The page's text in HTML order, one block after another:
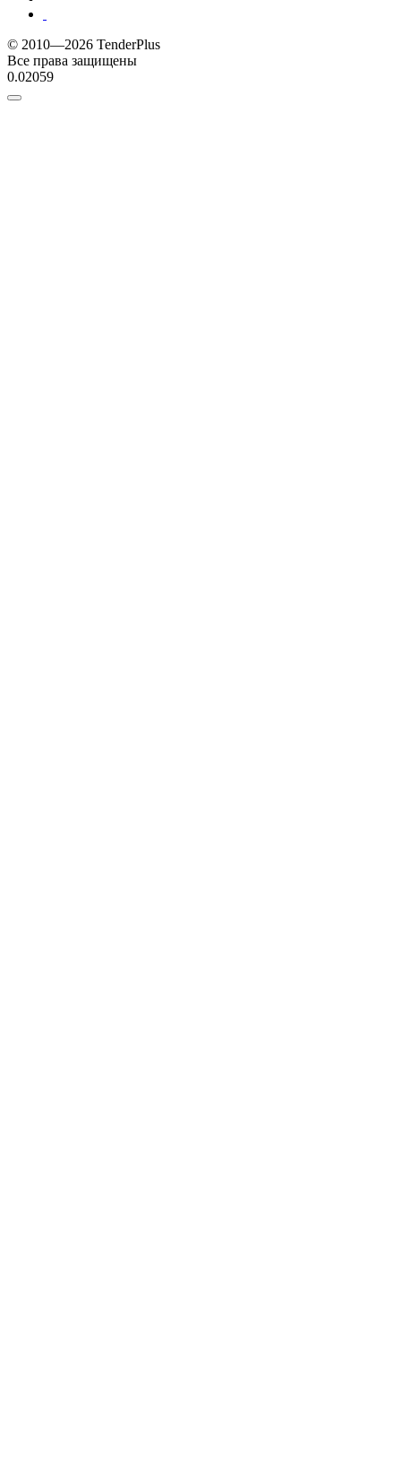
© 2010—2026 TenderPlus
Все права защищены
0.02059